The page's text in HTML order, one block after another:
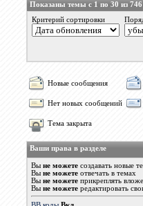
Показаны темы с 1 по 30 из 746
Критерий сортировки
Новые сообщения
Нет новых сообщений
Тема закрыта
Ваши права в разделе
Выне можете создавать новые
Выне можете отвечать в темах
Выне можете прикреплять
Выне можете редактировать